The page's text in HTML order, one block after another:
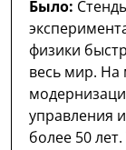
Было:
физики
весь мир.
управления
более 50